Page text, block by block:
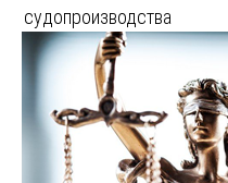
судопроизводства